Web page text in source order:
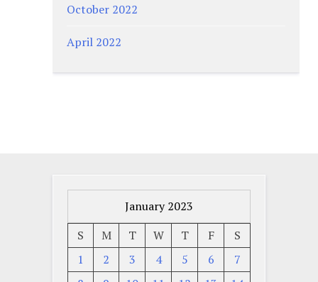
October 2022
April 2022
January 2023
S
M T W T F
S
1
2 3 4 5 6
7